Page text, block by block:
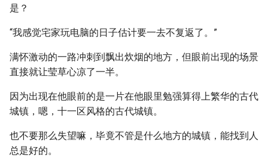
是？
“我感觉宅家玩电脑的日子估计要一去不复返了。”
满怀激动的一路冲刺到飘出炊烟的地方，但眼前出现的场景
直接就让莹草心凉了一半。
因为出现在他眼前的是一片在他眼里勉强算得上繁华的古代
城镇，嗯，十一区风格的古代城镇。
也不要那么失望嘛，毕竟不管是什么地方的城镇，能找到人
总是好的。